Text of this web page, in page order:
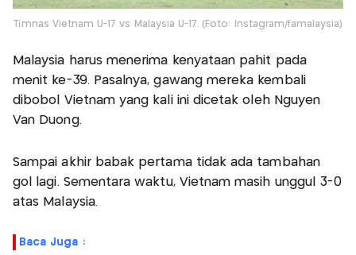
Timnas Vietnam U-17 vs Malaysia U-17. (Foto: Instagram/famalaysia)
Malaysia harus menerima kenyataan pahit pada
menit ke-39. Pasalnya, gawang mereka kembali
dibobol Vietnam yang kali ini dicetak oleh Nguyen
Van Duong.
Sampai akhir babak pertama tidak ada tambahan
gol lagi. Sementara waktu, Vietnam masih unggul 3-0
atas Malaysia.
Baca Juga :